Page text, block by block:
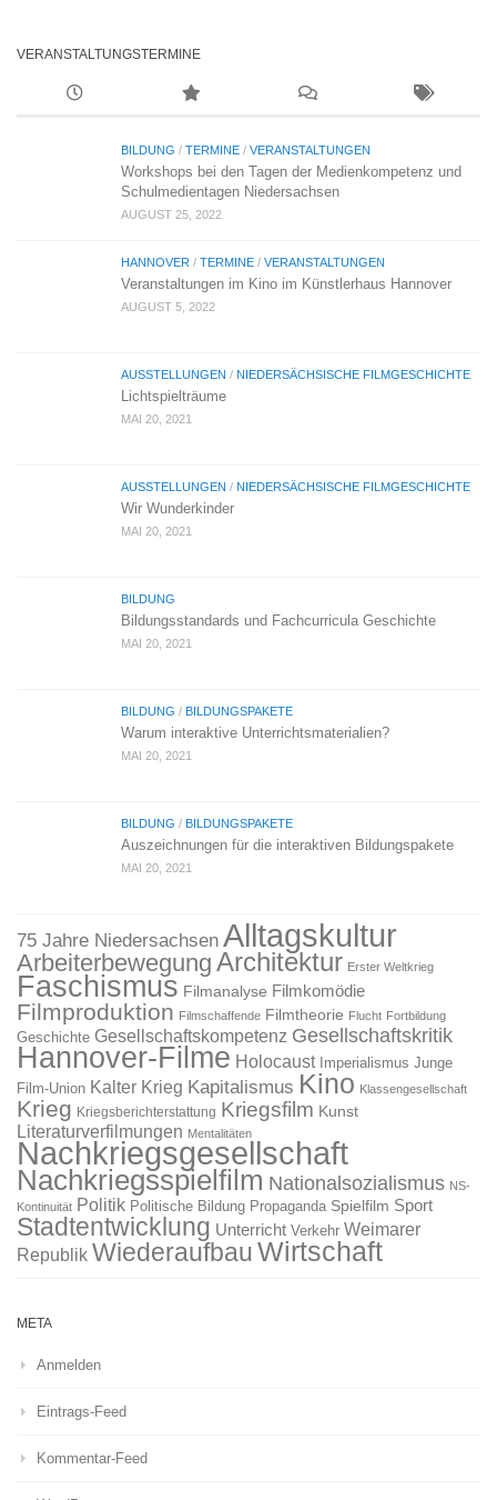
VERANSTALTUNGSTERMINE
BILDUNG / TERMINE / VERANSTALTUNGEN
Workshops bei den Tagen der Medienkompetenz und
Schulmedientagen Niedersachsen
AUGUST 25, 2022
HANNOVER / TERMINE / VERANSTALTUNGEN
Veranstaltungen im Kino im Künstlerhaus Hannover
AUGUST 5, 2022
AUSSTELLUNGEN / NIEDERSÄCHSISCHE FILMGESCHICHTE
Lichtspielträume
MAI 20, 2021
AUSSTELLUNGEN / NIEDERSÄCHSISCHE FILMGESCHICHTE
Wir Wunderkinder
MAI 20, 2021
BILDUNG
Bildungsstandards und Fachcurricula Geschichte
MAI 20, 2021
BILDUNG / BILDUNGSPAKETE
Warum interaktive Unterrichtsmaterialien?
MAI 20, 2021
BILDUNG / BILDUNGSPAKETE
Auszeichnungen für die interaktiven Bildungspakete
MAI 20, 2021
75 Jahre Niedersachsen Alltagskultur
Arbeiterbewegung Architektur Erster Weltkrieg
Faschismus Filmanalyse Filmkomödie
Filmproduktion Filmschaffende Filmtheorie Flucht Fortbildung
Geschichte Gesellschaftskompetenz Gesellschaftskritik
Hannover-Filme Holocaust Imperialismus Junge
Film-Union Kalter Krieg Kapitalismus Kino Klassengesellschaft
Krieg Kriegsberichterstattung Kriegsfilm Kunst
Literaturverfilmungen Mentalitäten
Nachkriegsgesellschaft
Nachkriegsspielfilm Nationalsozialismus NS-
Kontinuität Politik Politische Bildung Propaganda Spielfilm Sport
Stadtentwicklung Unterricht Verkehr Weimarer
Republik WiederaufbauWirtschaft
META
Anmelden
Eintrags-Feed
Kommentar-Feed